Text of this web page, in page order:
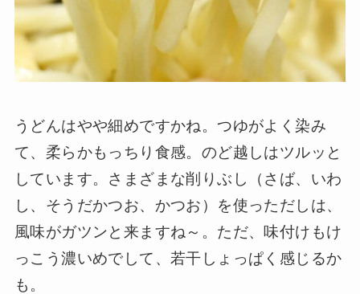
うどんはやや細めですかね。つゆがよく染み
て、柔らかもっちり食感。のど越しはツルッと
しています。さまざまな削りぶし（さば、いわ
し、そうだかつお、かつお）を使っただしは、
風味がガツンと来ますね～。ただ、味付けもけ
っこう濃いめでして、若干しょっぱく感じるか
も。